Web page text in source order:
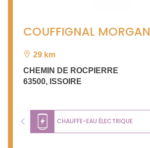
COUFFIGNAL MORGAN
29 km
CHEMIN DE ROCPIERRE
63500, ISSOIRE
CHAUFFE-EAU ÉLECTRIQUE
Previous